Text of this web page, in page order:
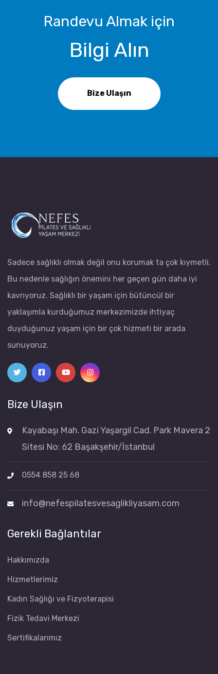
Randevu Almak için
Bilgi Alın
Bize Ulaşın
Sadece sağlıklı olmak değil onu korumak ta çok kıymetli.
Bu nedenle sağlığın önemini her geçen gün daha iyi
kavrıyoruz. Sağlıklı bir yaşam için bütüncül bir
yaklaşımla kurduğumuz merkezimizde ihtiyaç
duyduğunuz yaşam için bir çok hizmeti bir arada
sunuyoruz.
Bize Ulaşın
Kayabaşı Mah. Gazi Yaşargil Cad. Park Mavera 2
Sitesi No: 62 Başakşehir/İstanbul
0554 858 25 68
info@nefespilatesvesaglikliyasam.com
Gerekli Bağlantılar
Hakkımızda
Hizmetlerimiz
Kadın Sağlığı ve Fizyoterapisi
Fizik Tedavi Merkezi
Sertifikalarımız